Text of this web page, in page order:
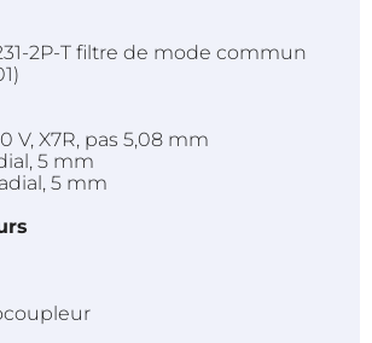
2P-T filtre de mode commun
V, X7R, pas 5,08 mm
5 mm
5 mm